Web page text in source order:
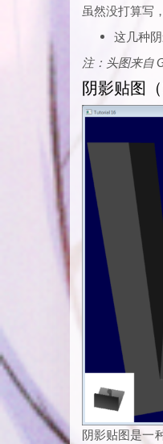
虽然没打算写
这几种
注：头图来自
阴影贴图
阴影贴图是一